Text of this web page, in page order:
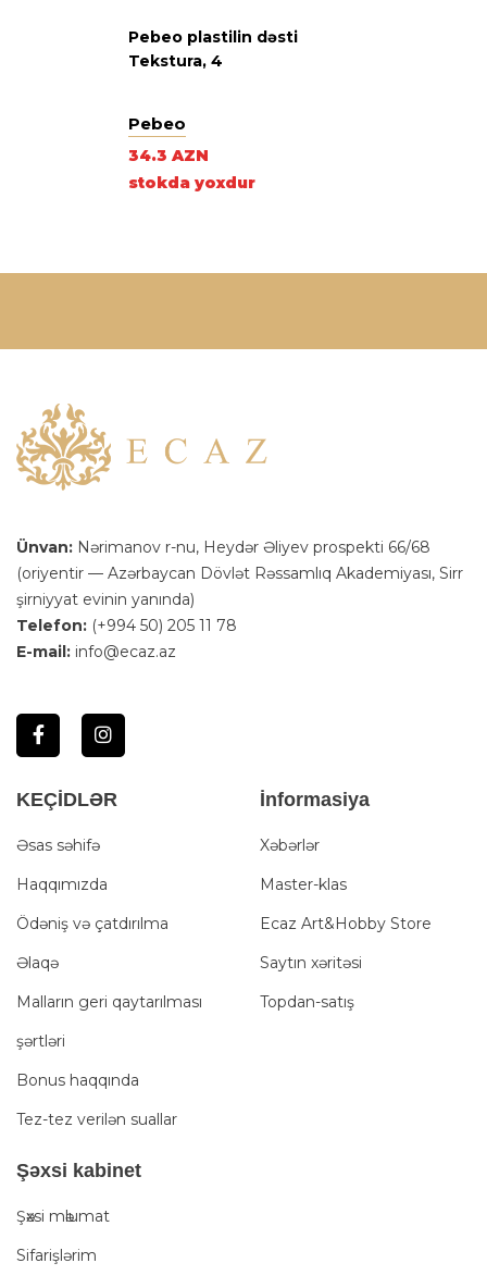
Pebeo plastilin dəsti
Tekstura, 4
Pebeo
34.3 AZN
stokda yoxdur
Ünvan: Nərimanov r-nu, Heydər Əliyev prospekti 66/68
(oriyentir — Azərbaycan Dövlət Rəssamlıq Akademiyası, Sirr
şirniyyat evinin yanında)
Telefon: (+994 50) 205 11 78
E-mail: info@ecaz.az
KEÇİDLƏR
Əsas səhifə
Haqqımızda
Ödəniş və çatdırılma
Əlaqə
Malların geri qaytarılması
şərtləri
Bonus haqqında
Tez-tez verilən suallar
İnformasiya
Xəbərlər
Master-klas
Ecaz Art&Hobby Store
Saytın xəritəsi
Topdan-satış
Şәxsi kabinet
Şәxsi mәlumat
Sifarişlərim